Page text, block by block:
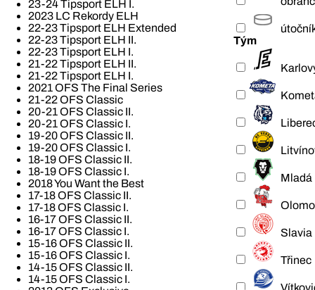
23-24 Tipsport ELH I.
2023 LC Rekordy ELH
22-23 Tipsport ELH Extended
22-23 Tipsport ELH II.
22-23 Tipsport ELH I.
21-22 Tipsport ELH II.
21-22 Tipsport ELH I.
2021 OFS The Final Series
21-22 OFS Classic
20-21 OFS Classic II.
20-21 OFS Classic I.
19-20 OFS Classic II.
19-20 OFS Classic I.
18-19 OFS Classic II.
18-19 OFS Classic I.
2018 You Want the Best
17-18 OFS Classic II.
17-18 OFS Classic I.
16-17 OFS Classic II.
16-17 OFS Classic I.
15-16 OFS Classic II.
15-16 OFS Classic I.
14-15 OFS Classic II.
14-15 OFS Classic I.
Tým
Mladá
Slavia
Třinec